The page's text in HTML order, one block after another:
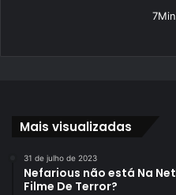
Mais visualizadas
31 de julho de 2023
Nefarious não está Na
Filme De Terror?